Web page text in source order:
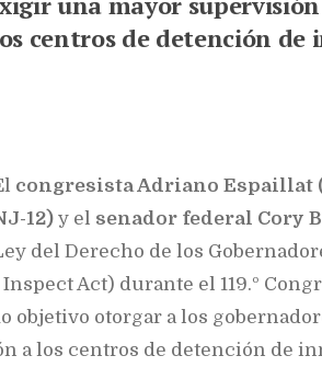
centros de detención
congresista Adriano Espaillat
12) y el senador federal Cory
del Derecho de los
Act) durante el 119.º
objetivo otorgar a los
a los centros de detención de